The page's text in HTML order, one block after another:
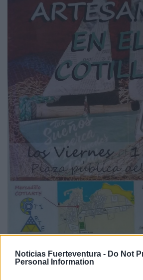
Noticias Fuerteventura - Do Not
Personal Information
El Cotillo acoge desde este